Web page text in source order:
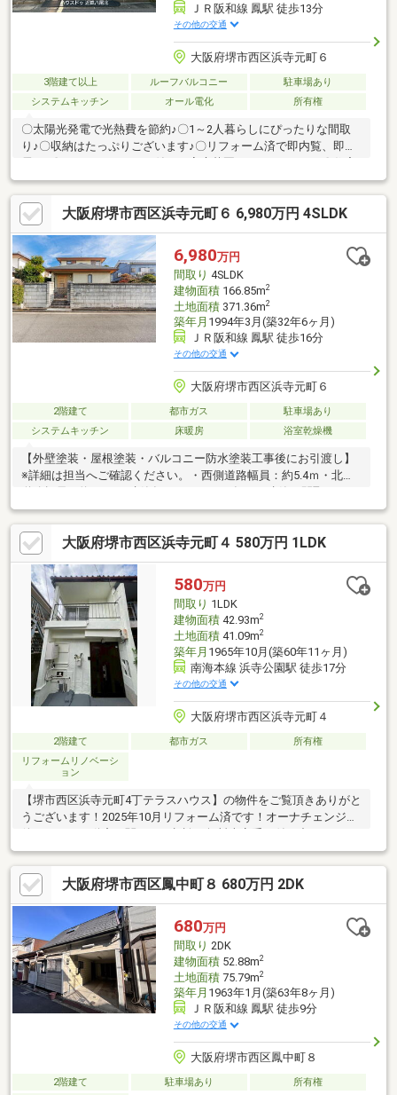
ＪＲ阪和線 鳳駅 徒歩13分
その他の交通
大阪府堺市西区浜寺元町６
3階建て以上 ルーフバルコニー
駐車場あり
システムキッチン
オール電化 所有権
〇太陽光発電で光熱費を節約♪〇1～2人暮らしにぴったりな間取
り♪〇収納はたっぷりございます♪〇リフォーム済で即内覧、即入
居可♪〇ルーフバルコニー付きで家庭菜園などもできます♪〇住宅
ローンや追加のリフォームの相談も承ります♪
大阪府堺市西区浜寺元町６ 6,980万円 4SLDK
6,980万円
間取り 4SLDK
建物面積166.85m2
土地面積371.36m2
築年月 1994年3月(築32年6ヶ月)
ＪＲ阪和線 鳳駅 徒歩16分
その他の交通
大阪府堺市西区浜寺元町６
2階建て 都市ガス
駐車場あり
システムキッチン
床暖房 浴室乾燥機
【外壁塗装・屋根塗装・バルコニー防水塗装工事後にお引渡し】
※詳細は担当へご確認ください。・西側道路幅員：約5.4ｍ・北側
SLDK・駐車スペース×１台・土地面積：112.3坪・建物面積：
50.47坪・間取：４SLDK＋書斎【住友林業ホームサービス取り扱
い物件】■当社は住友林業グループの不動産仲介専門会社です！■
堺市全域の物件情報取り扱い可能！■物件多数揃えております！
ぜひ店頭へお越し下さい！■ご来店の際は、店舗横に駐車スペー
ス5台分ございます！
大阪府堺市西区浜寺元町４ 580万円 1LDK
580万円
間取り 1LDK
建物面積42.93m2
土地面積41.09m2
築年月 1965年10月(築60年11ヶ月)
南海本線 浜寺公園駅 徒歩17分
その他の交通
大阪府堺市西区浜寺元町４
2階建て 都市ガス
所有権
リフォームリノベーシ
ョン
【堺市西区浜寺元町4丁テラスハウス】の物件をご覧頂きありがと
うございます！2025年10月リフォーム済です！オーナチェンジ物
件！＊＊＊不動産に関するご相談や無料査定受け付け中です＊＊
＊ご遠慮なく下記までお問い合わせくださいませ。TEL：072-
247-7283【周辺環境】・ウエルシア堺鳳中町店まで徒歩5分（400
ｍ）・ローソン堺鳳中町七丁店まで徒歩6分（450ｍ）・業務スー
パー鳳店まで徒歩9分（700ｍ）・大鳥大社まで徒歩9分（700
ｍ）・イトーヨーカドー津久野店まで徒歩10分（800ｍ）
大阪府堺市西区鳳中町８ 680万円 2DK
680万円
間取り 2DK
建物面積52.88m2
土地面積75.79m2
築年月 1963年1月(築63年8ヶ月)
ＪＲ阪和線 鳳駅 徒歩9分
その他の交通
大阪府堺市西区鳳中町８
2階建て 駐車場あり 所有権